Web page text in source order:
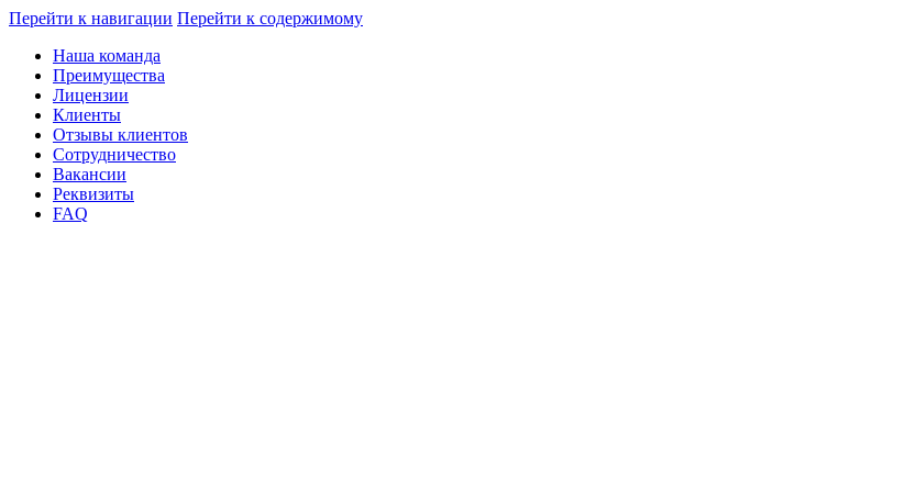
Перейти к навигации Перейти к содержимому
Наша команда
Преимущества
Лицензии
Клиенты
Отзывы клиентов
Сотрудничество
Вакансии
Реквизиты
FAQ